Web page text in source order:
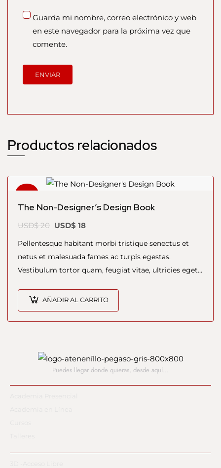
Guarda mi nombre, correo electrónico y web
en este navegador para la próxima vez que
comente.
Productos relacionados
The Non-Designer’s Design Book
USD$20 USD$ 18
Pellentesque habitant morbi tristique senectus et
netus et malesuada fames ac turpis egestas.
Vestibulum tortor quam, feugiat vitae, ultricies eget,
AÑADIR AL CARRITO
Puedes llegar donde quieras, desde aquí…